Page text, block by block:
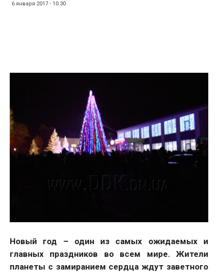
6 января 2017 - 10:30
Новый год – один из самых ожидаемых и
главных праздников во всем мире. Жители
планеты с замиранием сердца ждут заветного